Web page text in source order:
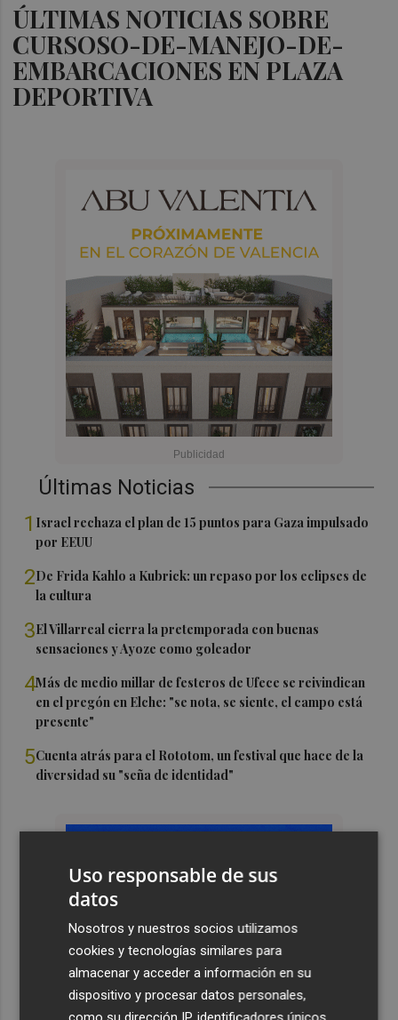
ÚLTIMAS NOTICIAS SOBRE
CURSOSO-DE-MANEJO-DE-
EMBARCACIONES EN PLAZA
DEPORTIVA
Últimas Noticias
1 Israel rechaza el plan de 15 puntos para Gaza impulsado
por EEUU
2De Frida Kahlo a Kubrick: un repaso por los eclipses de
la cultura
3El Villarreal cierra la pretemporada con buenas
sensaciones y Ayoze como goleador
4Más de medio millar de festeros de Ufece se reivindican
en el pregón en Elche: "se nota, se siente, el campo está
presente"
5Cuenta atrás para el Rototom, un festival que hace de la
diversidad su "seña de identidad"
Uso responsable de sus
datos
Nosotros y nuestros socios utilizamos
cookies y tecnologías similares para
almacenar y acceder a información en su
dispositivo y procesar datos personales,